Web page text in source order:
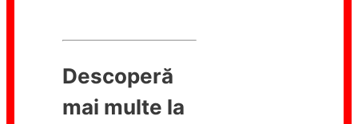
Descoperă
mai multe la